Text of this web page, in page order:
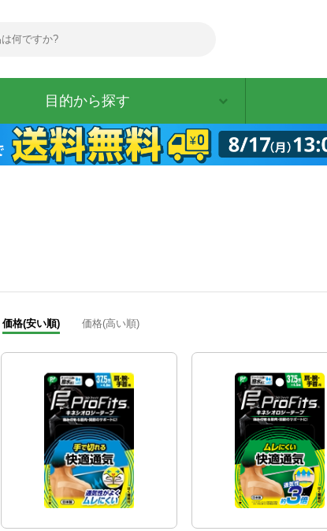
目的から探す
価格(安い順) 価格(高い順)